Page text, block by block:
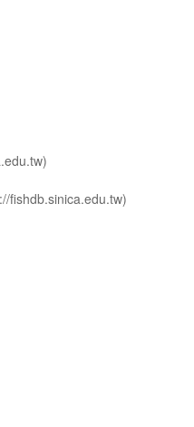
fishdb.sinica.edu.tw)